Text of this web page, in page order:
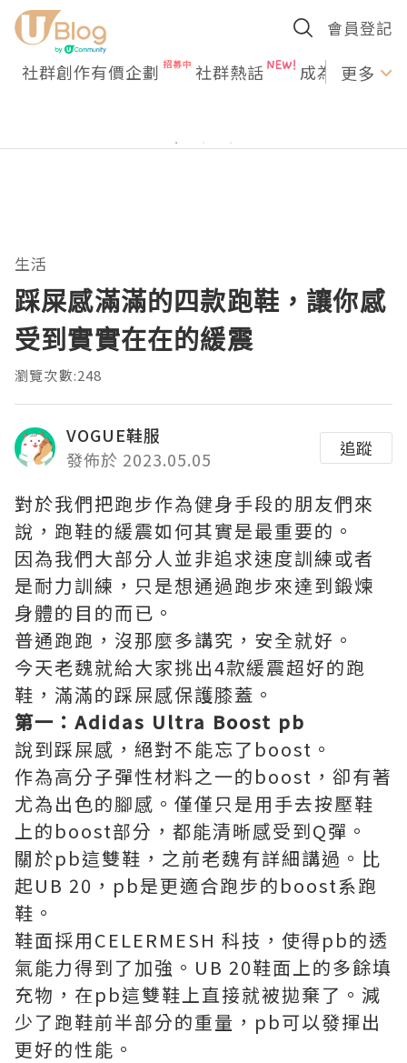
會員登記
社群創作有價企劃 社群熱話 成為U更多
生活
踩屎感滿滿的四款跑鞋，讓你感
受到實實在在的緩震
瀏覽次數:248
VOGUE鞋服
發佈於 2023.05.05
追蹤
對於我們把跑步作為健身手段的朋友們來
說，跑鞋的緩震如何其實是最重要的。
因為我們大部分人並非追求速度訓練或者
是耐力訓練，只是想通過跑步來達到鍛煉
身體的目的而已。
普通跑跑，沒那麼多講究，安全就好。
今天老魏就給大家挑出4款緩震超好的跑
鞋，滿滿的踩屎感保護膝蓋。
第一：Adidas Ultra Boost pb
說到踩屎感，絕對不能忘了boost。
作為高分子彈性材料之一的boost，卻有著
尤為出色的腳感。僅僅只是用手去按壓鞋
上的boost部分，都能清晰感受到Q彈。
關於pb這雙鞋，之前老魏有詳細講過。比
起UB 20，pb是更適合跑步的boost系跑
鞋。
鞋面採用CELERMESH 科技，使得pb的透
氣能力得到了加強。UB 20鞋面上的多餘填
充物，在pb這雙鞋上直接就被拋棄了。減
少了跑鞋前半部分的重量，pb可以發揮出
更好的性能。